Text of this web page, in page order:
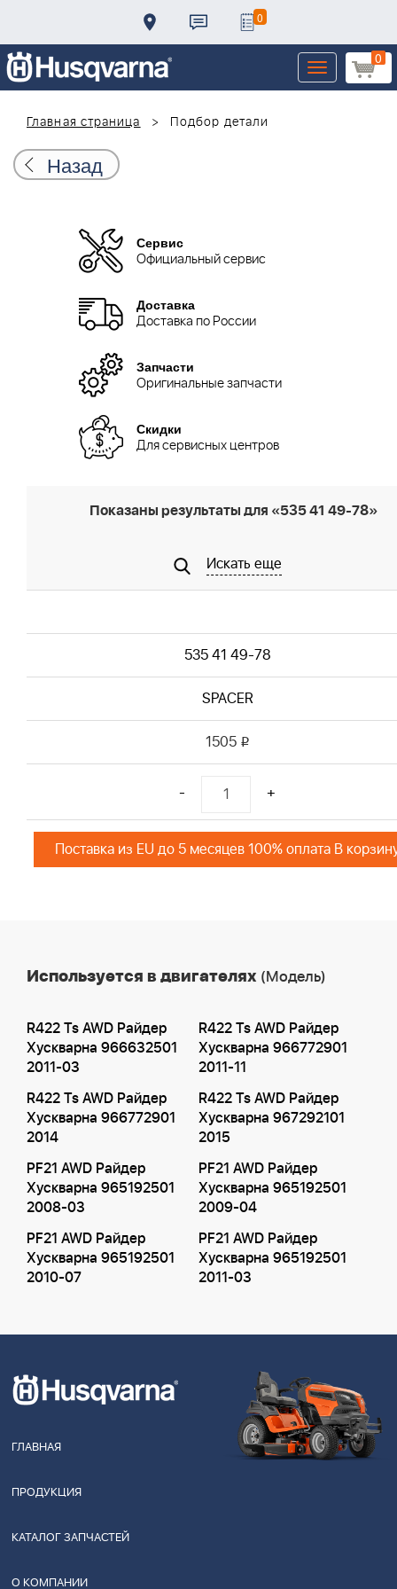
0
0
Toggle
navigation
Главная страница
Подбор детали
Назад
Сервис
Официальный сервис
Доставка
Доставка по России
Запчасти
Оригинальные запчасти
Скидки
Для сервисных центров
Показаны результаты для «535 41 49-78»
Искать еще
535 41 49-78
SPACER
1505 i
- +
Поставка из EU до 5 месяцев 100% оплата В
Используется в двигателях (Модель)
R422 Ts AWD Райдер
Хускварна 966632501
2011-03
R422 Ts AWD Райдер
Хускварна 966772901
2011-11
R422 Ts AWD Райдер
Хускварна 966772901
2014
R422 Ts AWD Райдер
Хускварна 967292101
2015
PF21 AWD Райдер
Хускварна 965192501
2008-03
PF21 AWD Райдер
Хускварна 965192501
2009-04
PF21 AWD Райдер
Хускварна 965192501
2010-07
PF21 AWD Райдер
Хускварна 965192501
2011-03
ГЛАВНАЯ
ПРОДУКЦИЯ
КАТАЛОГ ЗАПЧАСТЕЙ
О КОМПАНИИ